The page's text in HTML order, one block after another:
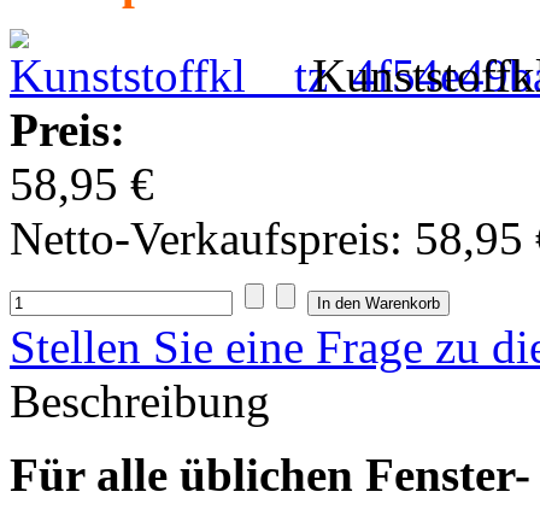
Preis:
58,95 €
Netto-Verkaufspreis: 58,95
Stellen Sie eine Frage zu
Beschreibung
Für alle üblichen